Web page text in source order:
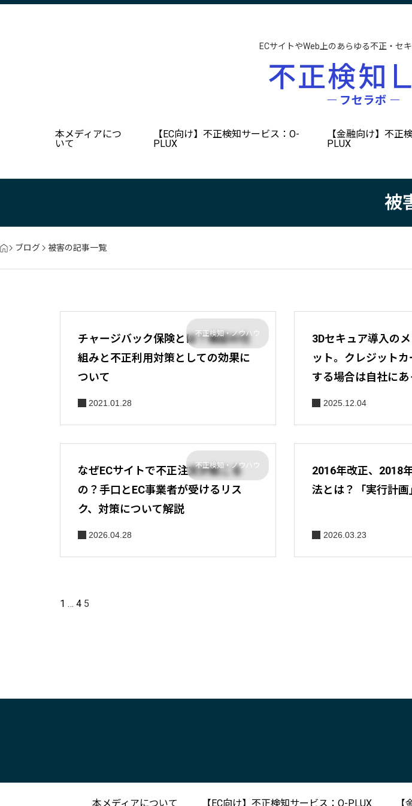
ECサイトやWeb上のあらゆる不正・セ
本メディアにつ
いて
【EC向け】不正検知サービス：O-
PLUX
【金融向け】不正
PLUX
被
ブログ 被害の記事一覧
不正検知・ノウハウ
チャージバック保険とは？保証の仕
組みと不正利用対策としての効果に
ついて
2021.01.28
3Dセキュア導入の
ット。クレジット
する場合は自社にあ
策を
2025.12.04
不正検知・ノウハウ
なぜECサイトで不正注文が起こる
の？手口とEC事業者が受けるリス
ク、対策について解説
2026.04.28
2016年改正、2018
法とは？「実行計
2026.03.23
1 … 4 5
本メディアについて 【EC向け】不正検知サービス：O-PLUX